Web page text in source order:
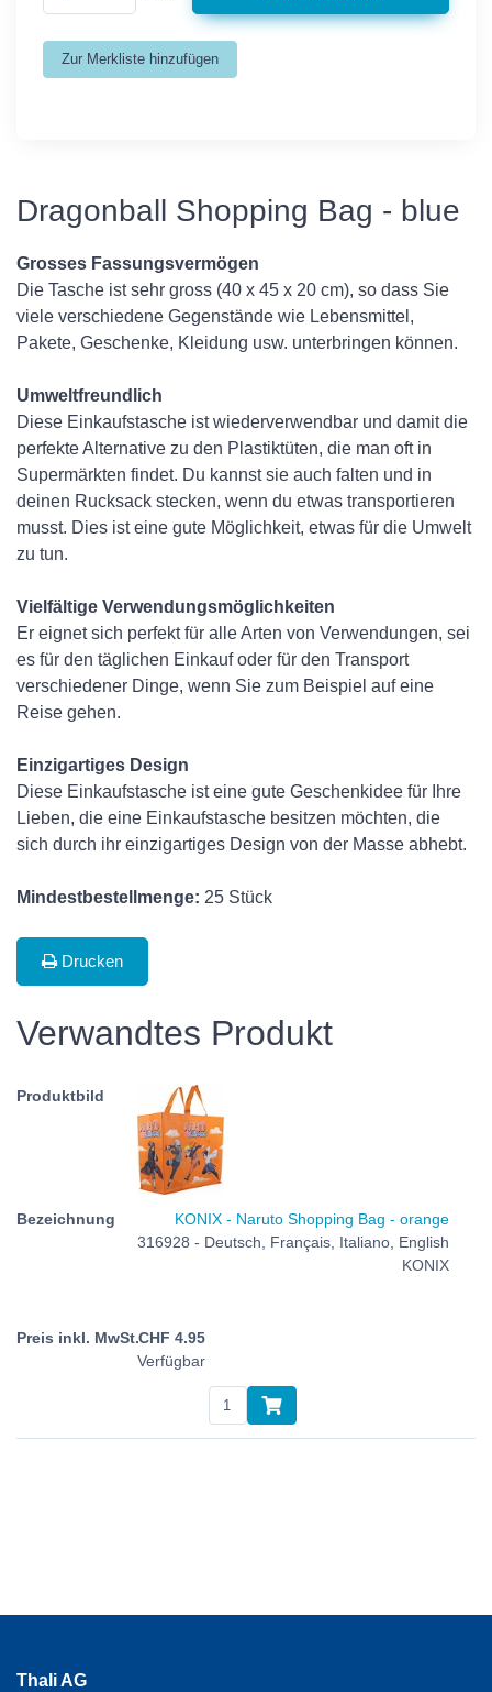
Dragonball Shopping Bag - blue
Grosses Fassungsvermögen
Die Tasche ist sehr gross (40 x 45 x 20 cm), so dass Sie
viele verschiedene Gegenstände wie Lebensmittel,
Pakete, Geschenke, Kleidung usw. unterbringen können.
Umweltfreundlich
Diese Einkaufstasche ist wiederverwendbar und damit die
perfekte Alternative zu den Plastiktüten, die man oft in
Supermärkten findet. Du kannst sie auch falten und in
deinen Rucksack stecken, wenn du etwas transportieren
musst. Dies ist eine gute Möglichkeit, etwas für die Umwelt
zu tun.
Vielfältige Verwendungsmöglichkeiten
Er eignet sich perfekt für alle Arten von Verwendungen, sei
es für den täglichen Einkauf oder für den Transport
verschiedener Dinge, wenn Sie zum Beispiel auf eine
Reise gehen.
Einzigartiges Design
Diese Einkaufstasche ist eine gute Geschenkidee für Ihre
Lieben, die eine Einkaufstasche besitzen möchten, die
sich durch ihr einzigartiges Design von der Masse abhebt.
Mindestbestellmenge: 25 Stück
Drucken
Verwandtes Produkt
KONIX - Naruto Shopping Bag - orange
316928 - Deutsch, Français, Italiano, English
KONIX
CHF 4.95
Verfügbar
Thali AG